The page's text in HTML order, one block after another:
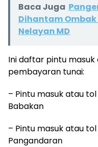
Baca Juga
Dihantam
Nelayan MD
Ini daftar pintu
pembayaran tunai:
– Pintu masuk atau
Babakan
– Pintu masuk atau
Pangandaran